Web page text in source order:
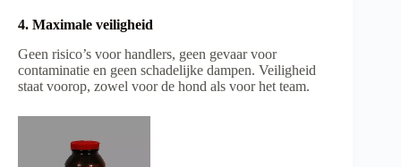
4. Maximale veiligheid
Geen risico’s voor handlers, geen gevaar voor
contaminatie en geen schadelijke dampen. Veiligheid
staat voorop, zowel voor de hond als voor het team.